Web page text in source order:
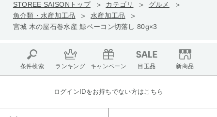
STOREE SAISONトップ カテゴリ
グルメ
魚介類・水産加工品
水産加工品
宮城 木の屋石巻水産 鯨ベーコン切落し 80g×3
条件検索 ランキング キャンペーン 目玉品 新商品
ログインIDをお持ちでない方はこちら